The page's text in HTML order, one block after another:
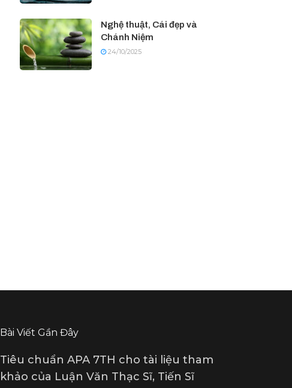
Nghệ thuật, Cái đẹp và
Chánh Niệm
24/10/2025
Bài Viết Gần Đây
Tiêu chuẩn APA 7TH cho tài liệu tham
khảo của Luận Văn Thạc Sĩ, Tiến Sĩ